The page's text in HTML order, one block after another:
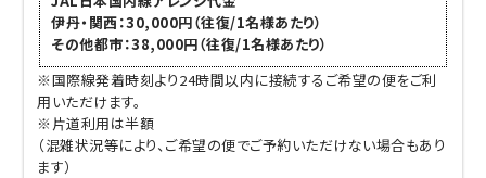
伊丹・関西：30,000円（往復/1名様あたり）
その他都市：38,000円（往復/1名様あたり）
※国際線発着時刻より24時間以内に接続するご希望の便をご利
用いただけます。
※片道利用は半額
（混雑状況等により、ご希望の便でご予約いただけない場合もあり
ます）